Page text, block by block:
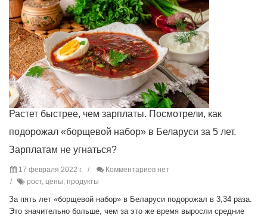
Растет быстрее, чем зарплаты. Посмотрели, как
подорожал «борщевой набор» в Беларуси за 5 лет.
Зарплатам не угнаться?
17 февраля 2022 г.
Комментариев нет
рост, цены, продукты
За пять лет «борщевой набор» в Беларуси подорожал в 3,34 раза.
Это значительно больше, чем за это же время выросли средние